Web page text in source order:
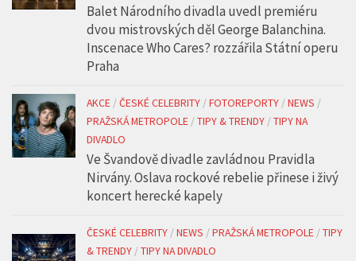
Balet Národního divadla uvedl premiéru
dvou mistrovských děl George Balanchina.
Inscenace Who Cares? rozzářila Státní operu
Praha
AKCE /ČESKÉ CELEBRITY /FOTOREPORTY /NEWS /
PRAŽSKÁ METROPOLE /TIPY & TRENDY /TIPY NA
DIVADLO
Ve Švandově divadle zavládnou Pravidla
Nirvány. Oslava rockové rebelie přinese i živý
koncert herecké kapely
ČESKÉ CELEBRITY /NEWS /PRAŽSKÁ METROPOLE /TIPY
& TRENDY /TIPY NA DIVADLO